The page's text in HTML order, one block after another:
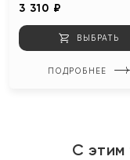
3 310 ₽
ВЫБРАТЬ
ПОДРОБНЕЕ
С этим